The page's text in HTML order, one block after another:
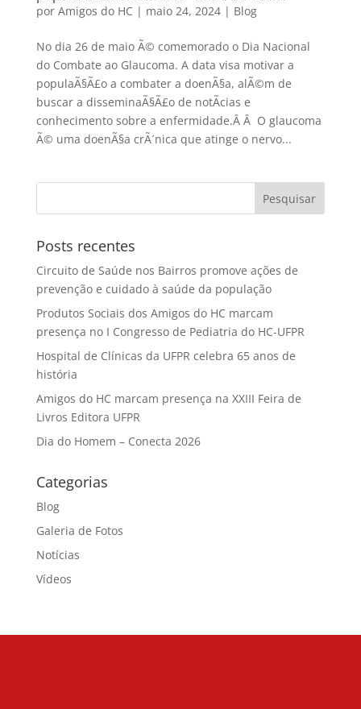
por Amigos do HC | maio 24, 2024| Blog
No dia 26 de maio Ã© comemorado o Dia Nacional
do Combate ao Glaucoma. A data visa motivar a
populaÃ§Ã£o a combater a doenÃ§a, alÃ©m de
buscar a disseminaÃ§Ã£o de notÃ­cias e
conhecimento sobre a enfermidade.Â Â O glaucoma
Ã© uma doenÃ§a crÃ´nica que atinge o nervo...
Posts recentes
Circuito de Saúde nos Bairros promove ações de
prevenção e cuidado à saúde da população
Produtos Sociais dos Amigos do HC marcam
presença no I Congresso de Pediatria do HC-UFPR
Hospital de Clínicas da UFPR celebra 65 anos de
história
Amigos do HC marcam presença na XXIII Feira de
Livros Editora UFPR
Dia do Homem – Conecta 2026
Categorias
Blog
Galeria de Fotos
Notícias
Vídeos